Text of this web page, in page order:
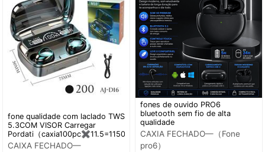
fone qualidade com laclado TWS
5.3COM VISOR Carregar
Pordati（caxia100pc✖️11.5=1150reais）
CAIXA FECHADO—
fones de ouvido PRO6
bluetooth sem fio de alta
qualidade
CAXIA FECHADO—（Fone
pro6）